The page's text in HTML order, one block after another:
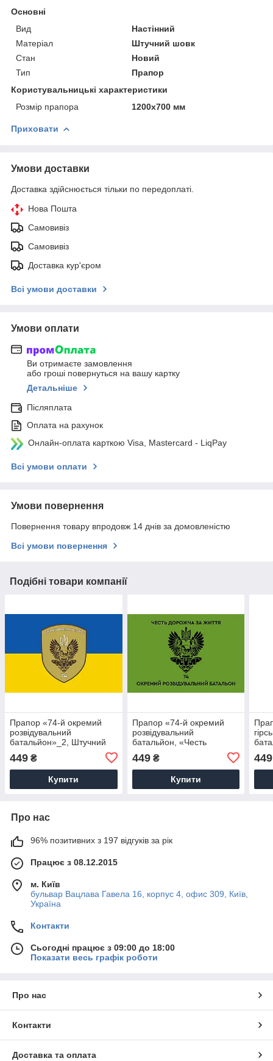
Основні
Вид
Настінний
Матеріал
Штучний шовк
Стан
Новий
Тип
Прапор
Користувальницькі характеристики
Розмір прапора
1200х700 мм
Приховати
Умови доставки
Доставка здійснюється тільки по передоплаті.
Нова Пошта
Самовивіз
Самовивіз
Доставка кур'єром
Всі умови доставки
Умови оплати
Ви отримаєте замовлення
або гроші повернуться на вашу картку
Детальніше
Післяплата
Оплата на рахунок
Онлайн-оплата карткою Visa, Mastercard - LiqPay
Всі умови оплати
Умови повернення
Повернення товару впродовж 14 днів за домовленістю
Всі умови повернення
Подібні товари компанії
Прапор «74-й окремий
розвідувальний
батальйон»_2, Штучний
449 ₴
Купити
Прапор «74-й окремий
розвідувальний
батальйон, «Честь
449₴
Купити
449
Про нас
96% позитивних з 197 відгуків за рік
Працює з 08.12.2015
м. Київ
бульвар Вацлава Гавела 16, корпус 4, офис 309, Київ,
Україна
Контакти
Сьогодні працює з 09:00 до 18:00
Показати весь графік роботи
Про нас
Контакти
Доставка та оплата